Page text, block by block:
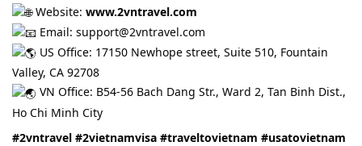
Website: www.2vntravel.com
Email: support@2vntravel.com
US Office: 17150 Newhope street, Suite 510, Fountain
Valley, CA 92708
VN Office: B54-56 Bach Dang Str., Ward 2, Tan Binh Dist.,
Ho Chi Minh City
#2vntravel #2vietnamvisa #traveltovietnam #usatovietnam